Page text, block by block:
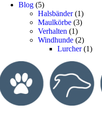
Blog (5)
Halsbänder(1)
Maulkörbe (3)
Verhalten (1)
Windhunde (2)
Lurcher(1)